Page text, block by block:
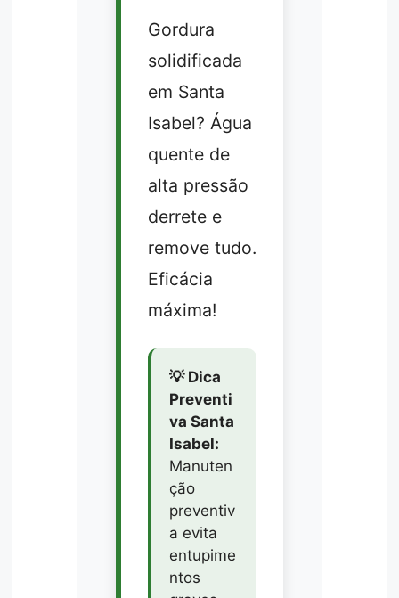
Gordura
solidificada
em Santa
Isabel? Água
quente de
alta pressão
derrete e
remove tudo.
Eficácia
máxima!
💡 Dica
Preventi
va Santa
Isabel:
Manuten
ção
preventiv
a evita
entupime
ntos